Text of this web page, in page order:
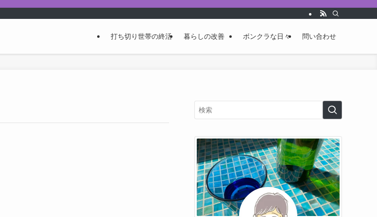
打ち切り世帯の終活 暮らしの改善 ボンクラな日々 問い合わせ